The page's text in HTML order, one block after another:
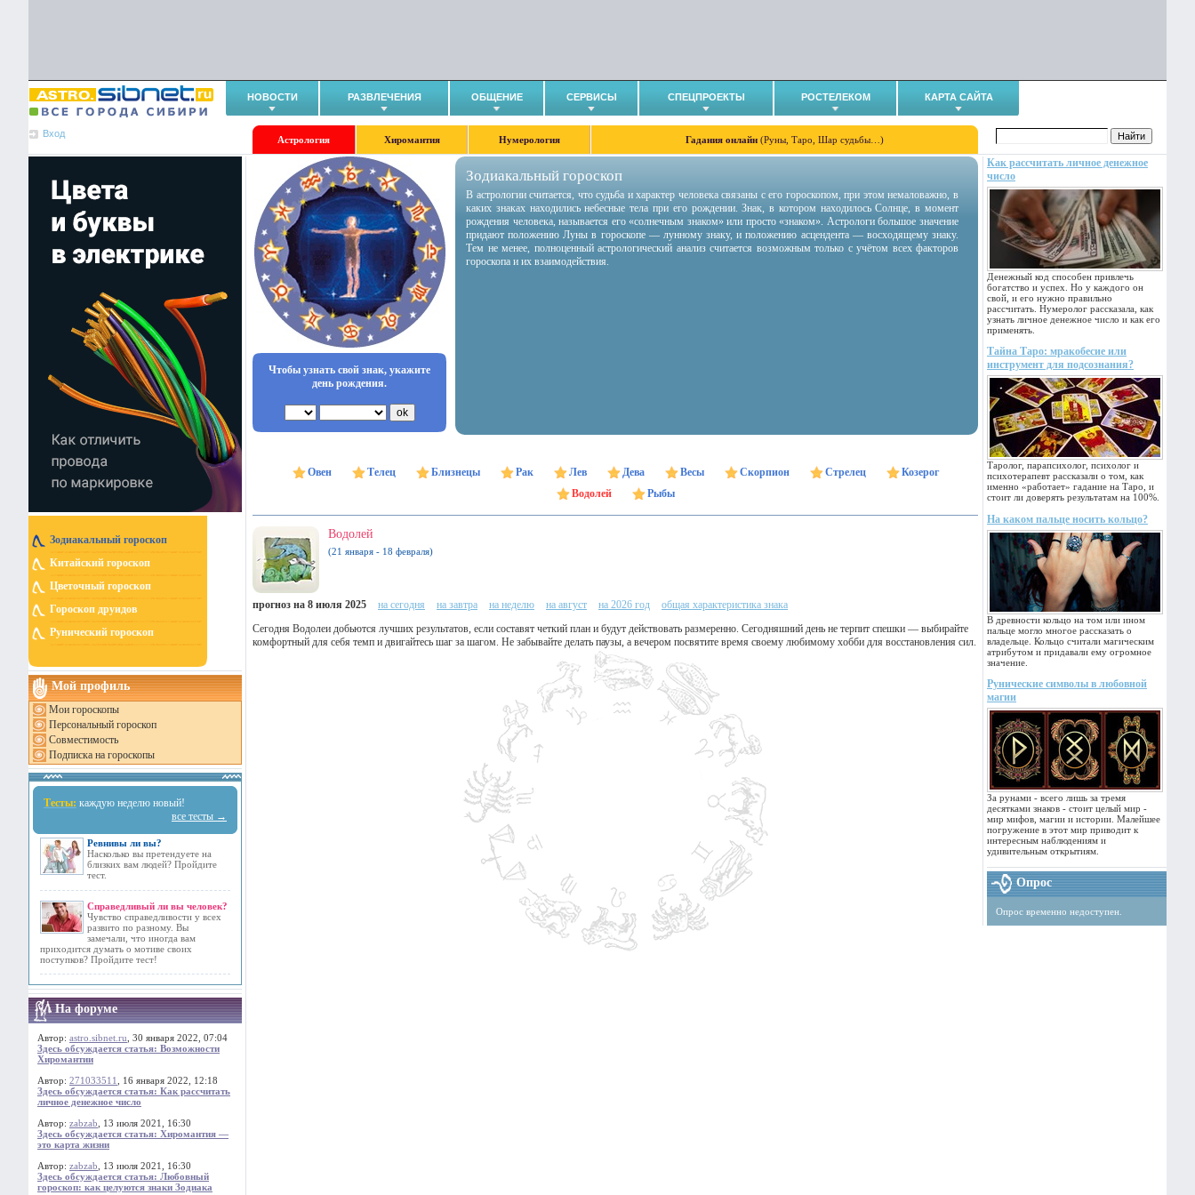
НОВОСТИ РАЗВЛЕЧЕНИЯ ОБЩЕНИЕ СЕРВИСЫ СПЕЦПРОЕКТЫ РОСТЕЛЕКОМ КАРТА САЙТА
Вход
Астрология Хиромантия Нумерология Гадания онлайн (Руны, Таро, Шар судьбы…)
Зодиакальный гороскоп
Китайский гороскоп
Цветочный гороскоп
Гороскоп друидов
Рунический гороскоп
Мой профиль
Мои гороскопы
Персональный гороскоп
Совместимость
Подписка на гороскопы
Тесты: каждую неделю новый!
все тесты →
Ревнивы ли вы?
Насколько вы претендуете на
близких вам людей? Пройдите
тест.
Справедливый ли вы человек?
Чувство справедливости у всех
развито по разному. Вы
замечали, что иногда вам
приходится думать о мотиве своих
поступков? Пройдите тест!
На форуме
Автор: astro.sibnet.ru , 30 января 2022, 07:04
Здесь обсуждается статья: Возможности
Хиромантии
Автор: 271033511
, 16 января 2022, 12:18
Здесь обсуждается статья: Как рассчитать
личное денежное число
Автор: zabzab , 13 июля 2021, 16:30
Здесь обсуждается статья: Хиромантия —
это карта жизни
Автор: zabzab , 13 июля 2021, 16:30
Здесь обсуждается статья: Любовный
гороскоп: как целуются знаки Зодиака
Как рассчитать личное денежное
число
Денежный код способен привлечь
богатство и успех. Но у каждого он
свой, и его нужно правильно
рассчитать. Нумеролог рассказала, как
узнать личное денежное число и как его
применять.
Тайна Таро: мракобесие или
инструмент для подсознания?
Таролог, парапсихолог, психолог и
психотерапевт рассказали о том, как
именно «работает» гадание на Таро, и
стоит ли доверять результатам на 100%.
На каком пальце носить кольцо?
В древности кольцо на том или ином
пальце могло многое рассказать о
владельце. Кольцо считали магическим
атрибутом и придавали ему огромное
значение.
Рунические символы в любовной
магии
За рунами - всего лишь за тремя
десятками знаков - стоит целый мир -
мир мифов, магии и истории. Малейшее
погружение в этот мир приводит к
интересным наблюдениям и
удивительным открытиям.
Опрос
Опрос временно недоступен.
Чтобы узнать свой знак, укажите
день рождения.
Зодиакальный гороскоп
В астрологии считается, что судьба и характер человека связаны с его гороскопом, при этом немаловажно, в
каких знаках находились небесные тела при его рождении. Знак, в котором находилось Солнце, в момент
рождения человека, называется его «солнечным знаком» или просто «знаком». Астрологи большое значение
придают положению Луны в гороскопе — лунному знаку, и положению асцендента — восходящему знаку.
Тем не менее, полноценный астрологический анализ считается возможным только с учётом всех факторов
гороскопа и их взаимодействия.
Овен Телец Близнецы Рак Лев Дева Весы Скорпион Стрелец
Козерог
Водолей
Рыбы
Водолей
(21 января - 18 февраля)
прогноз на 8 июля 2025 на сегодня на завтра на неделю на август на 2026 год
общая характеристика знака
Сегодня Водолеи добьются лучших результатов, если составят четкий план и будут действовать размеренно. Сегодняшний день не терпит спешки — выбирайте
комфортный для себя темп и двигайтесь шаг за шагом. Не забывайте делать паузы, а вечером посвятите время своему любимому хобби для восстановления сил.